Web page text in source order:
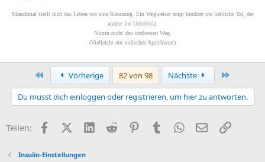
Manchmal stellt dich das Leben vor eine Kreuzung. Ein Wegweiser zeigt hinüber ins liebliche Tal, der
andere ins Unterholz.
Nimm nicht den erstbesten Weg.
(Vielleicht ein indisches Sprichwort)
Erste Vorherige 82 von 98 Nächste
Du musst dich einloggen oder registrieren, um hier zu antworten.
Teilen: FacebookX (Twitter)
LinkedIn
Reddit PinterestTumblr WhatsApp
E-MailLink
Insulin-Einstellungen